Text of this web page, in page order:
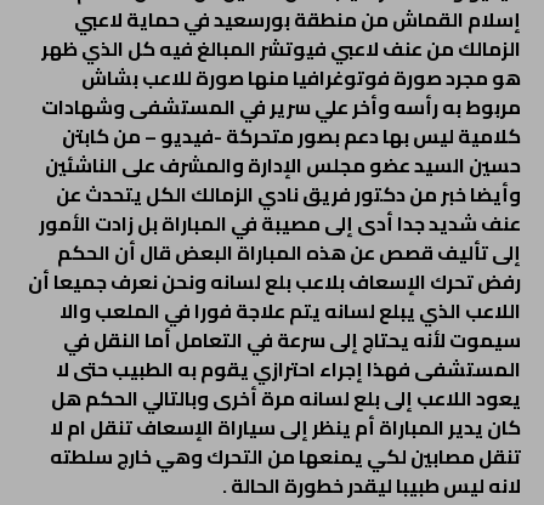
إسلام القماش من منطقة بورسعيد في حماية لاعبي
الزمالك من عنف لاعبي فيوتشر المبالغ فيه كل الذي ظهر
هو مجرد صورة فوتوغرافيا منها صورة للاعب بشاش
مربوط به رأسه وأخر علي سرير في المستشفى وشهادات
كلامية ليس بها دعم بصور متحركة -فيديو – من كابتن
حسين السيد عضو مجلس الإدارة والمشرف على الناشئين
وأيضا خبر من دكتور فريق نادي الزمالك الكل يتحدث عن
عنف شديد جدا أدى إلى مصيبة في المباراة بل زادت الأمور
إلى تأليف قصص عن هذه المباراة البعض قال أن الحكم
رفض تحرك الإسعاف بلاعب بلع لسانه ونحن نعرف جميعا أن
اللاعب الذي يبلع لسانه يتم علاجة فورا في الملعب والا
سيموت لأنه يحتاج إلى سرعة في التعامل أما النقل في
المستشفى فهذا إجراء احترازي يقوم به الطبيب حتى لا
يعود اللاعب إلى بلع لسانه مرة أخرى وبالتالي الحكم هل
كان يدير المباراة أم ينظر إلى سياراة الإسعاف تنقل ام لا
تنقل مصابين لكي يمنعها من التحرك وهي خارج سلطته
لانه ليس طبيبا ليقدر خطورة الحالة .